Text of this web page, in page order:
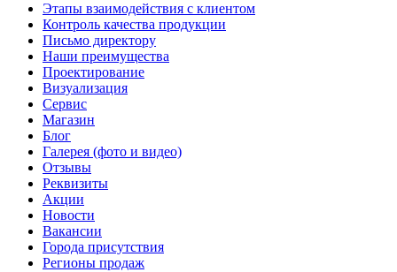
Этапы взаимодействия с клиентом
Контроль качества продукции
Письмо директору
Наши преимущества
Проектирование
Визуализация
Сервис
Магазин
Блог
Галерея (фото и видео)
Отзывы
Реквизиты
Акции
Новости
Вакансии
Города присутствия
Регионы продаж